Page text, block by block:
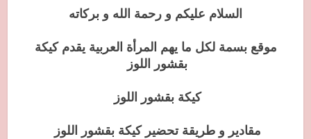
السلام عليكم و رحمة الله و بركاته
موقع بسمة لكل ما يهم المرأة العربية يقدم كيكة
بقشور اللوز
كيكة بقشور اللوز
مقادير و طريقة تحضير كيكة بقشور اللوز